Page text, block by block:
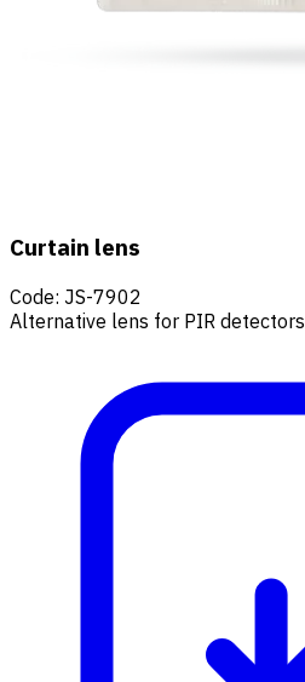
Curtain lens
Code: JS-7902
Alternative lens for PIR detectors